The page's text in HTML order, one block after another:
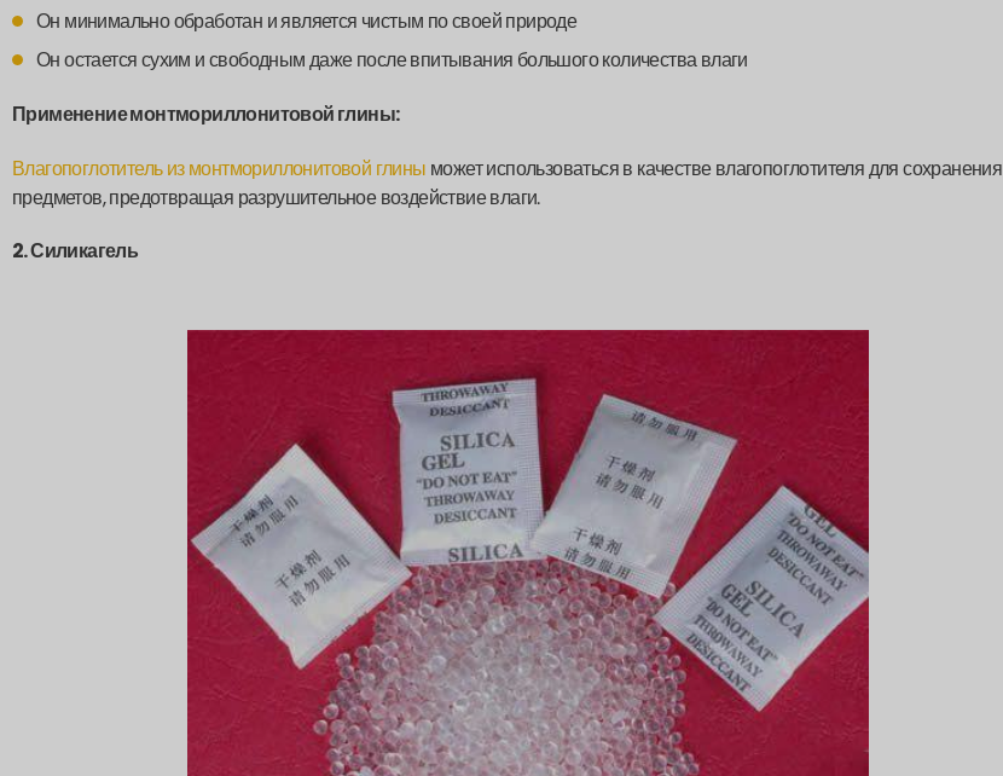
Он минимально обработан и является чистым по своей природе
Он остается сухим и свободным даже после впитывания большого количества влаги
Применение монтмориллонитовой глины:
Влагопоглотитель из монтмориллонитовой глины может использоваться в качестве влагопоглотителя для сохранения
предметов, предотвращая разрушительное воздействие влаги.
2. Силикагель